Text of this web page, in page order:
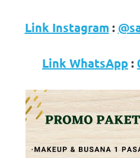
80%
Discount
watches
click
fake
Link Instagram :
Link WhatsApp: